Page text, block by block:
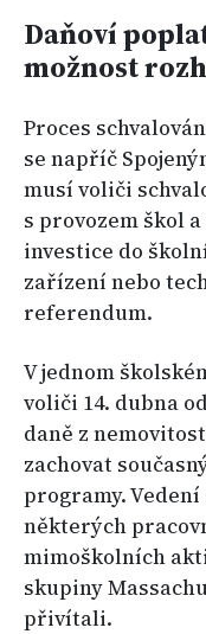
Daňoví
možnost
Proces
se napříč
musí voliči
s provozem škol
investice do
zařízení nebo
referendum.
V jednom
voliči 14. dubna
daně z
zachovat
programy.
některých
mimoškolních
skupiny
přivítali.